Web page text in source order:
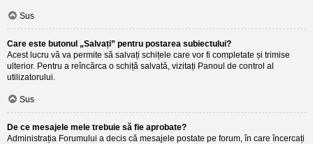
Sus
Care este butonul „Salvați” pentru postarea subiectului?
Acest lucru vă va permite să salvați schițele care vor fi completate și trimise
ulterior. Pentru a reîncărca o schiță salvată, vizitați Panoul de control al
utilizatorului.
Sus
De ce mesajele mele trebuie să fie aprobate?
Administrația Forumului a decis că mesajele postate pe forum, în care încercați